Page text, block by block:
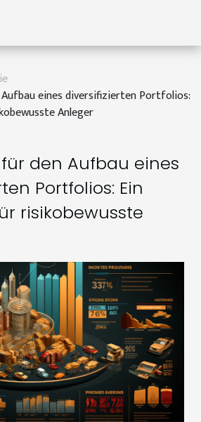
eines diversifizierten Portfolios:
Anleger
den Aufbau eines
Portfolios: Ein
risikobewusste